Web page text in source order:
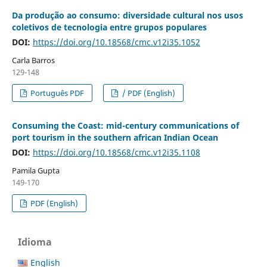
Da produção ao consumo: diversidade cultural nos usos
coletivos de tecnologia entre grupos populares
DOI: https://doi.org/10.18568/cmc.v12i35.1052
Carla Barros
129-148
Português PDF
/ PDF (English)
Consuming the Coast: mid-century communications of
port tourism in the southern african Indian Ocean
DOI: https://doi.org/10.18568/cmc.v12i35.1108
Pamila Gupta
149-170
PDF (English)
Idioma
English